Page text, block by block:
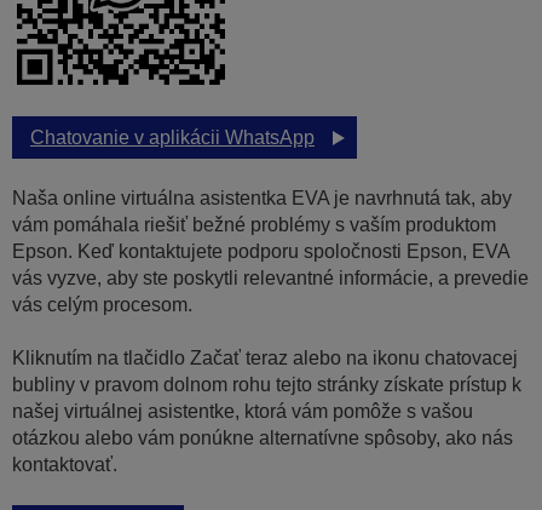
Chatovanie v aplikácii WhatsApp
Naša online virtuálna asistentka EVA je navrhnutá tak, aby
vám pomáhala riešiť bežné problémy s vaším produktom
Epson. Keď kontaktujete podporu spoločnosti Epson, EVA
vás vyzve, aby ste poskytli relevantné informácie, a prevedie
vás celým procesom.
Kliknutím na tlačidlo Začať teraz alebo na ikonu chatovacej
bubliny v pravom dolnom rohu tejto stránky získate prístup k
našej virtuálnej asistentke, ktorá vám pomôže s vašou
otázkou alebo vám ponúkne alternatívne spôsoby, ako nás
kontaktovať.